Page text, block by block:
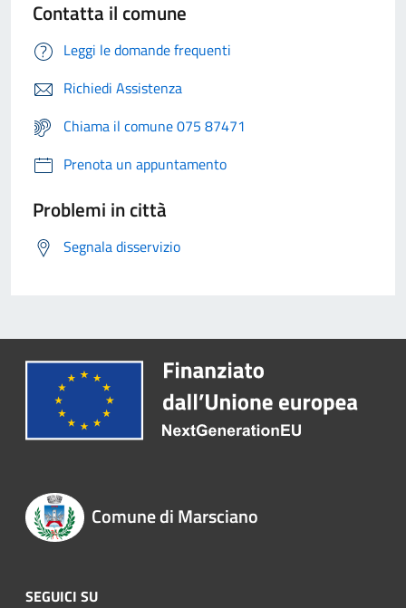
Contatta il comune
Leggi le domande frequenti
Richiedi Assistenza
Chiama il comune 075 87471
Prenota un appuntamento
Problemi in città
Segnala disservizio
Comune di Marsciano
SEGUICI SU